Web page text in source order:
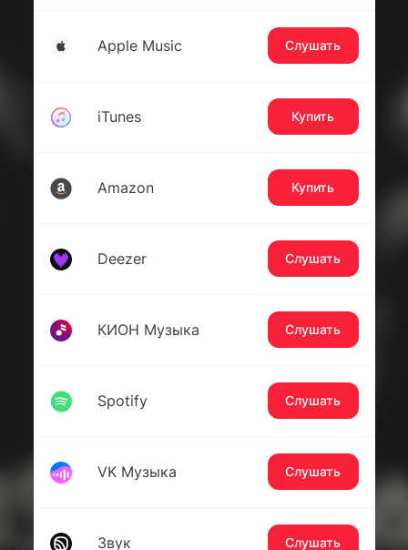
Apple Music Слушать
iTunes Купить
Amazon Купить
Deezer Слушать
КИОН Музыка Слушать
Spotify Слушать
VK Музыка Слушать
Звук Слушать